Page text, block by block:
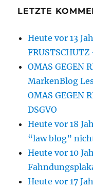
LETZTE
Heute vor 13
OMAS GEGEN
MarkenBlog
OMAS GEGEN
DSGVO
Heute vor 18
“law blog”
Heute vor 10
Heute vor 17